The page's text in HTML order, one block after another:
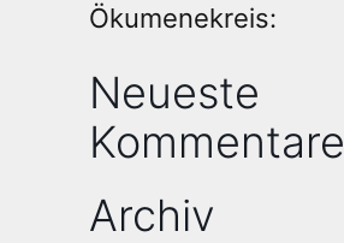
Ökumenekreis:
Neueste
Kommentare
Archiv